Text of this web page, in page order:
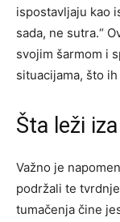
ispostavljaju kao
sada, ne sutra.“
svojim šarmom i
situacijama, što
Šta leži
Važno je
podržali te
tumačenja čine